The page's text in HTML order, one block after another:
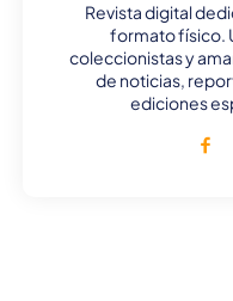
Revista digital
formato físico.
coleccionistas y
de noticias,
ediciones